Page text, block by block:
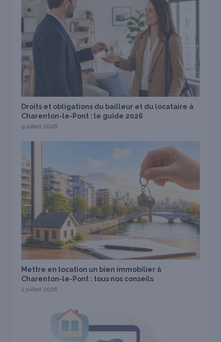
Droits et obligations du bailleur et du locataire à
Charenton-le-Pont : le guide 2026
9 juillet 2026
Mettre en location un bien immobilier à
Charenton-le-Pont : tous nos conseils
2 juillet 2026